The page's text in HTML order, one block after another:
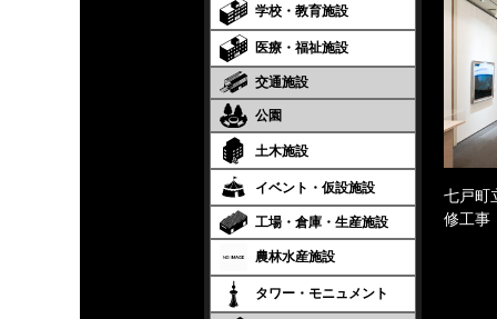
学校・教育施設
医療・福祉施設
交通施設
公園
土木施設
イベント・仮設施設
工場・倉庫・生産施設
農林水産施設
タワー・モニュメント
七戸町
修工事